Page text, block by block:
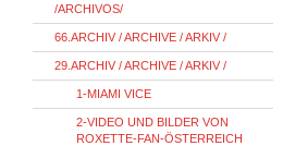
/ARCHIVOS/
66.ARCHIV / ARCHIVE / ARKIV /
29.ARCHIV / ARCHIVE / ARKIV /
1-MIAMI VICE
2-VIDEO UND BILDER VON
ROXETTE-FAN-ÖSTERREICH